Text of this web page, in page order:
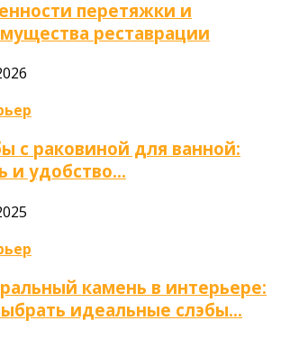
перетяжки и
реставрации
с раковиной для ванной:
и удобство…
камень в интерьере:
идеальные слэбы…